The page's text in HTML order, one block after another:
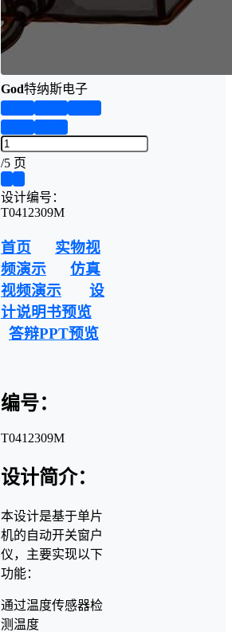
God特纳斯电子
/5 页
设计编号：
T0412309M
首页
实物视
频演示
仿真
视频演示
设
计说明书预览
答辩PPT预览
编号：
T0412309M
设计简介：
本设计是基于单片
机的自动开关窗户
仪，主要实现以下
功能：
通过温度传感器检
测温度